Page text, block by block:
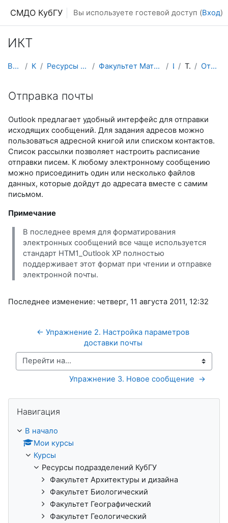
СМДО КубГУ Вы используете гостевой доступ (Вход)
ИКТ
В начало Курсы Ресурсы подразделений КубГУ Факультет Математики и компьютерных наук ИКТ Тема 1 Отправка почты
Отправка почты
Outlook предлагает удобный интерфейс для отправки
исходящих сообщений. Для задания адресов можно
пользоваться адресной книгой или списком контактов.
Список рассылки позволяет настроить расписание
отправки писем. К любому электронному сообщению
можно присоединить один или несколько файлов
данных, которые дойдут до адресата вместе с самим
письмом.
Примечание
В последнее время для форматирования
электронных сообщений все чаще используется
стандарт НТМ1_Outlook XP полностью
поддерживает этот формат при чтении и отправке
электронной почты.
Последнее изменение: четверг, 11 августа 2011, 12:32
← Упражнение 2. Настройка параметров
доставки почты
Перейти на...
Упражнение 3. Новое сообщение  →
Навигация
В начало
Мои курсы
Курсы
Ресурсы подразделений КубГУ
Факультет Архитектуры и дизайна
Факультет Биологический
Факультет Географический
Факультет Геологический